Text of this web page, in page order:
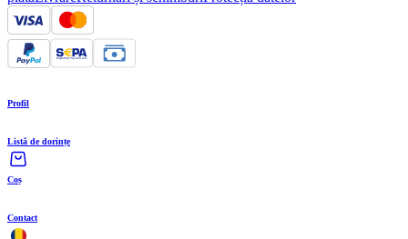
Profil
Listă de dorințe
Coș
Contact